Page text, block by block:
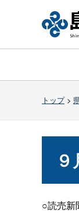
トップ>
○読売新